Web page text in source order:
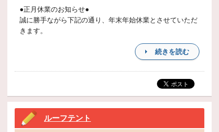
●正月休業のお知らせ●
誠に勝手ながら下記の通り、年末年始休業とさせていただ
きます。
続きを読む
ルーフテント